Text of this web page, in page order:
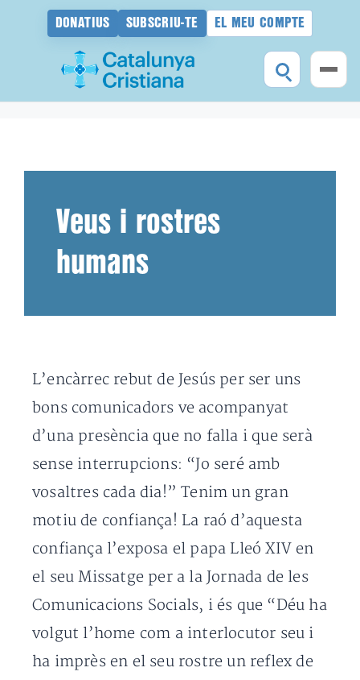
DONATIUS SUBSCRIU-TE EL MEU COMPTE
Veus i rostres
humans
L’encàrrec rebut de Jesús per ser uns
bons comunicadors ve acompanyat
d’una presència que no falla i que serà
sense interrupcions: “Jo seré amb
vosaltres cada dia!” Tenim un gran
motiu de confiança! La raó d’aquesta
confiança l’exposa el papa Lleó XIV en
el seu Missatge per a la Jornada de les
Comunicacions Socials, i és que “Déu ha
volgut l’home com a interlocutor seu i
ha imprès en el seu rostre un reflex de